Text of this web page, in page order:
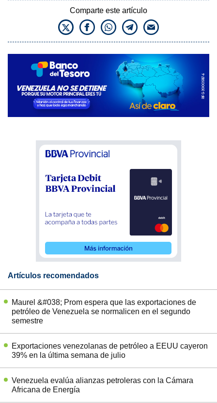
Comparte este artículo
Artículos recomendados
Maurel &#038; Prom espera que las exportaciones de
petróleo de Venezuela se normalicen en el segundo
semestre
Exportaciones venezolanas de petróleo a EEUU cayeron
39% en la última semana de julio
Venezuela evalúa alianzas petroleras con la Cámara
Africana de Energía